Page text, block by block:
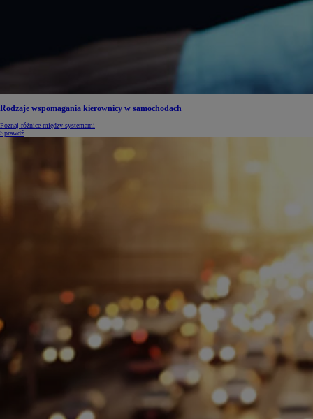
Rodzaje wspomagania kierownicy w samochodach
Poznaj różnice między systemami
Sprawdź